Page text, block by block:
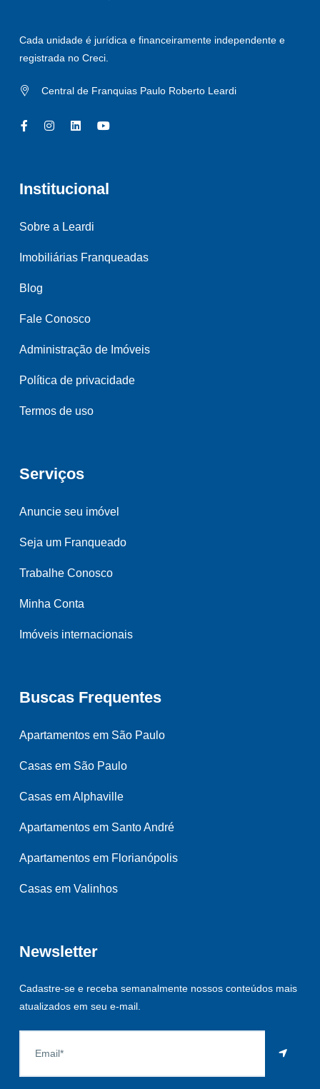
Cada unidade é jurídica e financeiramente independente e
registrada no Creci.
Central de Franquias Paulo Roberto Leardi
Institucional
Sobre a Leardi
Imobiliárias Franqueadas
Blog
Fale Conosco
Administração de Imóveis
Política de privacidade
Termos de uso
Serviços
Anuncie seu imóvel
Seja um Franqueado
Trabalhe Conosco
Minha Conta
Imóveis internacionais
Buscas Frequentes
Apartamentos em São Paulo
Casas em São Paulo
Casas em Alphaville
Apartamentos em Santo André
Apartamentos em Florianópolis
Casas em Valinhos
Newsletter
Cadastre-se e receba semanalmente nossos conteúdos mais
atualizados em seu e-mail.